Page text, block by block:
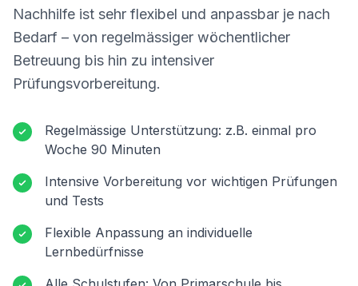
Nachhilfe ist sehr flexibel und anpassbar je nach
Bedarf – von regelmässiger wöchentlicher
Betreuung bis hin zu intensiver
Prüfungsvorbereitung.
Regelmässige Unterstützung: z.B. einmal pro
Woche 90 Minuten
Intensive Vorbereitung vor wichtigen Prüfungen
und Tests
Flexible Anpassung an individuelle
Lernbedürfnisse